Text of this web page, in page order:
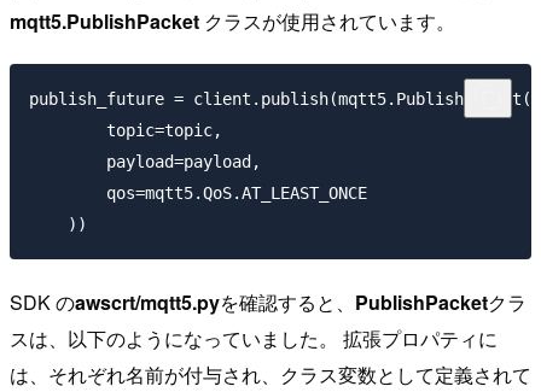
mqtt5.PublishPacket クラスが使用されています。
publish_future = client.publish(mqtt5.PublishPacket(
        topic=topic,
        payload=payload,
        qos=mqtt5.QoS.AT_LEAST_ONCE
SDK のawscrt/mqtt5.pyを確認すると、 PublishPacketクラ
スは、以下のようになっていました。 拡張プロパティに
は、それぞれ名前が付与され、クラス変数として定義されて